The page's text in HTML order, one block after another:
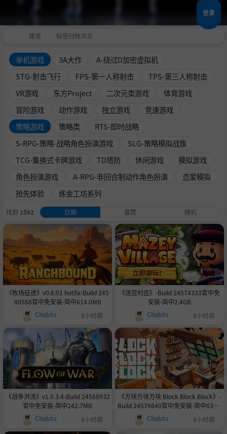
登录
建造 标签归档浏览
单机游戏 3A大作
A-绕过D加密虚拟机
STG-射击飞行
FPS-第一人称射击
TPS-第三人称射击
VR游戏
东方Project 二次元类游戏
体育游戏
冒险游戏
动作游戏 独立游戏
竞速游戏
策略游戏
策略类
RTS-即时战略
S-RPG-策略-战略角色扮演游戏
SLG-策略模拟战旗
TCG-集换式卡牌游戏
TD塔防 休闲游戏
模拟游戏
角色扮演游戏
A-RPG-非回合制动作角色扮演
恋爱模拟
抢先体验
炼金工坊系列
找到 1592 日期 最赞 随机
《牧场征途》v0.6.01 hotfix-Build 245
80588官中免安装-简中614.0MB
Chobits
8小时前
《迷宫村庄》-Build 24574333官中免
安装-简中2.4GB
Chobits
8小时前
《战争洪流》v1.0.3.4-Build 24568932
官中免安装-简中242.7MB
Chobits
8小时前
《方块方块方块 Block Block Block》-
Build 24579840官中免安装-简中632.1
Chobits 8小时前